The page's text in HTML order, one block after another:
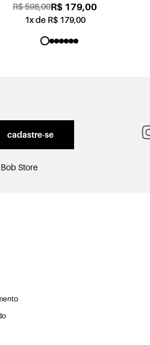
R$ 598,00R$ 179,00
1x de R$ 179,00
cadastre-se
Store